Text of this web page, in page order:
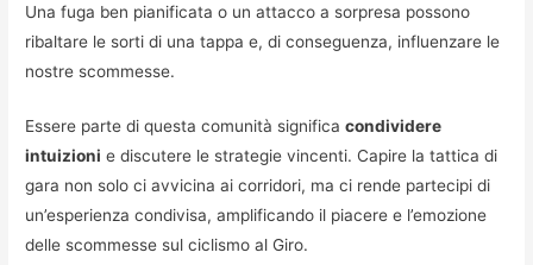
Una fuga ben pianificata o un attacco a sorpresa possono
ribaltare le sorti di una tappa e, di conseguenza, influenzare le
nostre scommesse.
Essere parte di questa comunità significacondividere
intuizioni e discutere le strategie vincenti. Capire la tattica di
gara non solo ci avvicina ai corridori, ma ci rende partecipi di
un’esperienza condivisa, amplificando il piacere e l’emozione
delle scommesse sul ciclismo al Giro.